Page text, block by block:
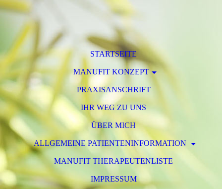
STARTSEITE
MANUFIT KONZEPT
PRAXISANSCHRIFT
IHR WEG ZU UNS
ÜBER MICH
ALLGEMEINE PATIENTENINFORMATION
MANUFIT THERAPEUTENLISTE
IMPRESSUM